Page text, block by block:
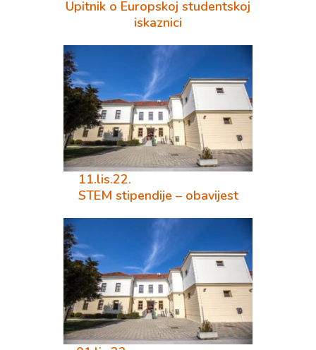
Upitnik o Europskoj studentskoj
iskaznici
11.lis.22.
STEM stipendije – obavijest